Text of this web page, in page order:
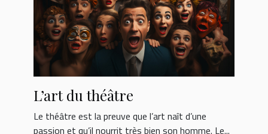
L’art du théâtre
Le théâtre est la preuve que l’art naît d’une
passion et qu’il nourrit très bien son homme. Le...